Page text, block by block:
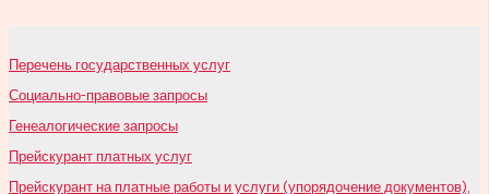
Перечень государственных услуг
Социально-правовые запросы
Генеалогические запросы
Прейскурант платных услуг
Прейскурант на платные работы и услуги (упорядочение документов),